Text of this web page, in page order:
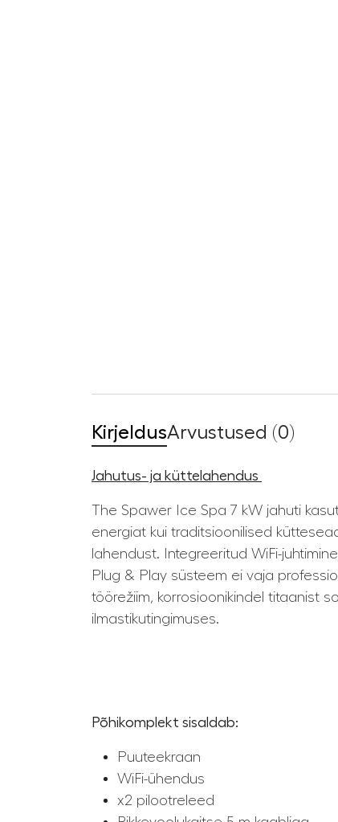
KirjeldusArvustused (0)
Jahutus- ja küttelahendus
The Spawer Ice Spa 7 kW jahuti
energiat kui traditsioonilised
lahendust. Integreeritud WiFi-
Plug & Play süsteem ei vaja
töörežiim, korrosioonikindel titaanist
ilmastikutingimuses.
Põhikomplekt sisaldab:
Puuteekraan
WiFi-ühendus
x2 pilootreleed